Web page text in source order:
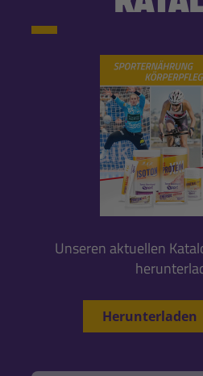
Unseren aktuellen
Herunterladen